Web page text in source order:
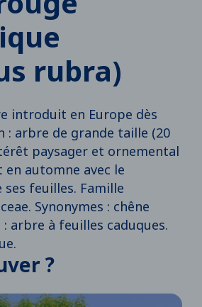
rubra)
introduit en Europe dès
: arbre de grande taille (20
paysager et ornemental
automne avec le
feuilles. Famille
Synonymes : chêne
arbre à feuilles caduques.
?